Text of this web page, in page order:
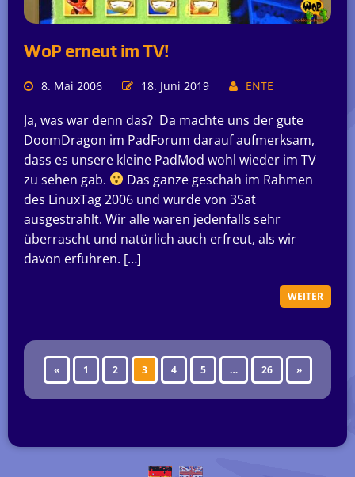
WoP erneut im TV!
8. Mai 2006 18. Juni 2019 ENTE
Ja, was war denn das? Da machte uns der gute
DoomDragon im PadForum darauf aufmerksam,
dass es unsere kleine PadMod wohl wieder im TV
zu sehen gab.
Das ganze geschah im Rahmen
des LinuxTag 2006 und wurde von 3Sat
ausgestrahlt. Wir alle waren jedenfalls sehr
überrascht und natürlich auch erfreut, als wir
davon erfuhren. […]
WEITER
« 1 2 3 4 5 … 26 »